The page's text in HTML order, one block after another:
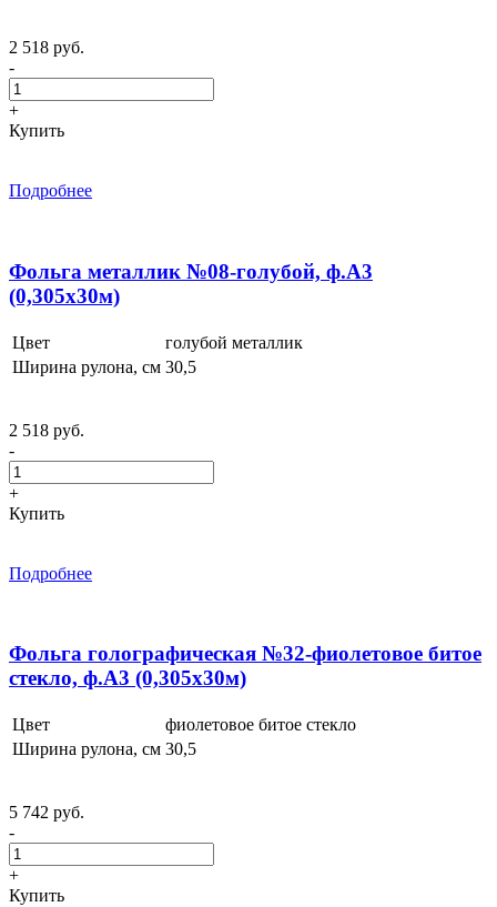
2 518 руб.
-
+
Купить
Подробнее
Фольга металлик №08-голубой, ф.А3
(0,305x30м)
Цвет
голубой металлик
Ширина рулона, см 30,5
2 518 руб.
-
+
Купить
Подробнее
Фольга голографическая №32-фиолетовое битое
стекло, ф.А3 (0,305x30м)
Цвет
фиолетовое битое стекло
Ширина рулона, см 30,5
5 742 руб.
-
+
Купить